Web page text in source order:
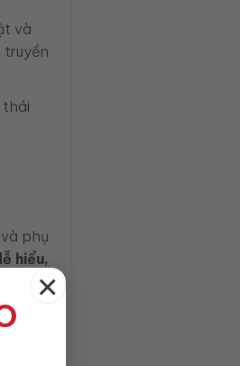
×
và
truyền
thái
phụ
hiểu,